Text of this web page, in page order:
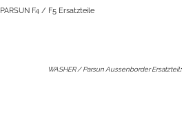
PARSUN F4 / F5 Ersatzteile
WASHER / Parsun Aussenborder Ersatzteil: